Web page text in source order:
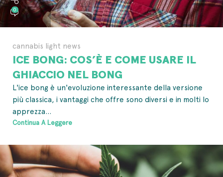
0
cannabis light news
ICE BONG: COS’È E COME USARE IL
GHIACCIO NEL BONG
L'ice bong è un'evoluzione interessante della versione
più classica, i vantaggi che offre sono diversi e in molti lo
apprezza...
Continua A Leggere